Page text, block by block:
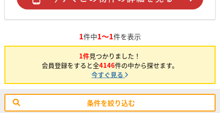
1件中1～1件を表示
1件見つかりました！
会員登録をすると全4146件の中から探せます。
今すぐ見る
条件を絞り込む